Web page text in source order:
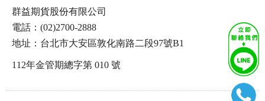
群益期貨股份有限公司
電話：(02)2700-2888
地址：台北市大安區敦化南路二段97號B1
112年金管期總字第 010 號